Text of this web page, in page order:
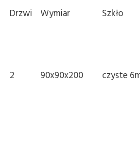
Drzwi Wymiar Szkło
2 90x90x200 czyste